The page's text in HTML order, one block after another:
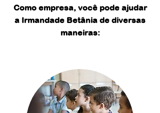
Como empresa, você pode ajudar
a Irmandade Betânia de diversas
maneiras: